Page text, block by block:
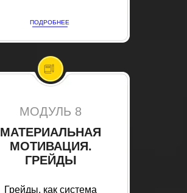
МОДУЛЬ 8
МАТЕРИАЛЬНАЯ
МОТИВАЦИЯ.
ГРЕЙДЫ
Грейды, как система
ПОДРОБНЕЕ